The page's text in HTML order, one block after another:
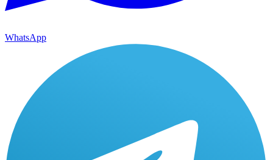
WhatsApp